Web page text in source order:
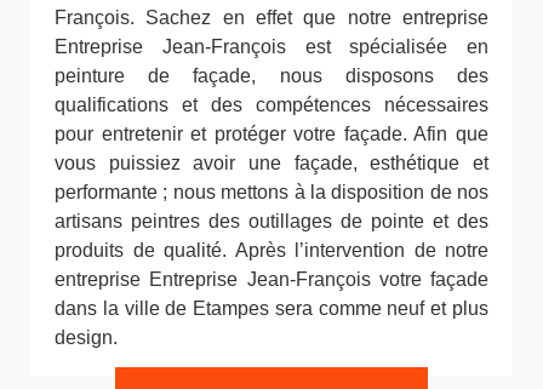
François. Sachez en effet que notre entreprise
Entreprise Jean-François est spécialisée en
peinture de façade, nous disposons des
qualifications et des compétences nécessaires
pour entretenir et protéger votre façade. Afin que
vous puissiez avoir une façade, esthétique et
performante ; nous mettons à la disposition de nos
artisans peintres des outillages de pointe et des
produits de qualité. Après l’intervention de notre
entreprise Entreprise Jean-François votre façade
dans la ville de Etampes sera comme neuf et plus
design.